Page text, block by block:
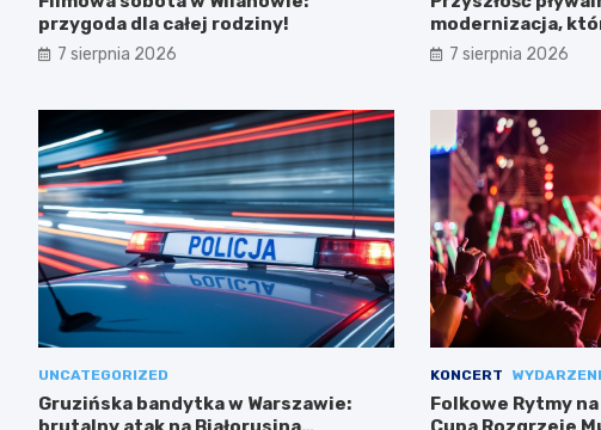
przygoda dla całej rodziny!
7 sierpnia 2026
modernizacja,
wszystko
7 sierpnia 2026
UNCATEGORIZED
Gruzińska bandytka w Warszawie:
KONCERT
Folkowe Rytmy